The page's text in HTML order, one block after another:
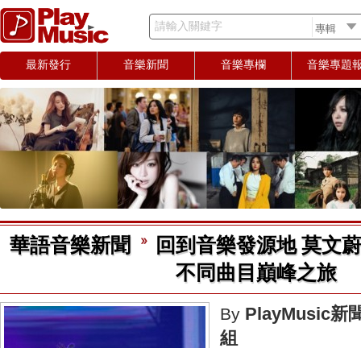
請輸入關鍵字
最新發行 音樂新聞 音樂專欄 音樂專題
華語音樂新聞
回到音樂發源地 莫文
不同曲目巔峰之旅
By PlayMusic新
組